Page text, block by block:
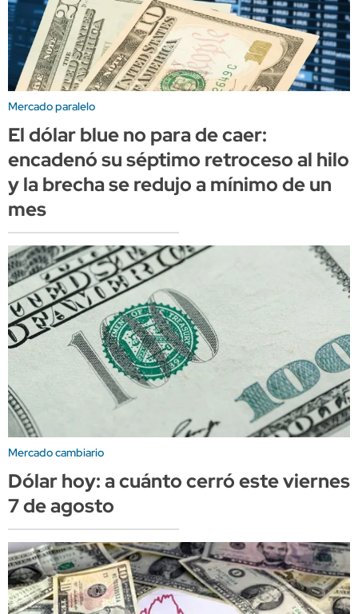
Mercado paralelo
El dólar blue no para de caer:
encadenó su séptimo retroceso al hilo
y la brecha se redujo a mínimo de un
mes
Mercado cambiario
Dólar hoy: a cuánto cerró este viernes
7 de agosto